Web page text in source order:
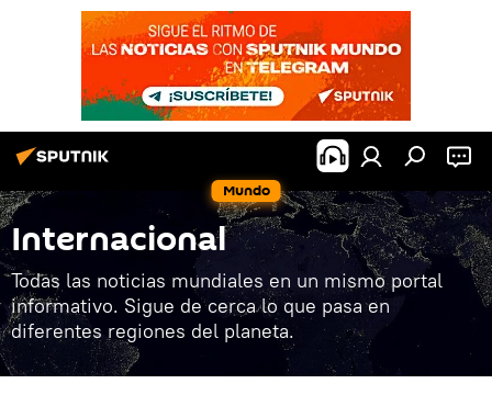
Mundo
Internacional
Todas las noticias mundiales en un mismo portal
informativo. Sigue de cerca lo que pasa en
diferentes regiones del planeta.